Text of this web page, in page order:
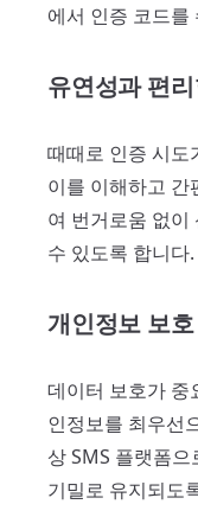
에서 인증 코드를
유연성과 편
때때로 인증 시도
이를 이해하고 간
여 번거로움 없이
수 있도록 합니다.
개인정보 보
데이터 보호가 중
인정보를 최우선
상 SMS 플랫폼
기밀로 유지되도